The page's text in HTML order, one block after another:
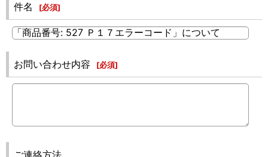
件名 [必須]
お問い合わせ内容 [必須]